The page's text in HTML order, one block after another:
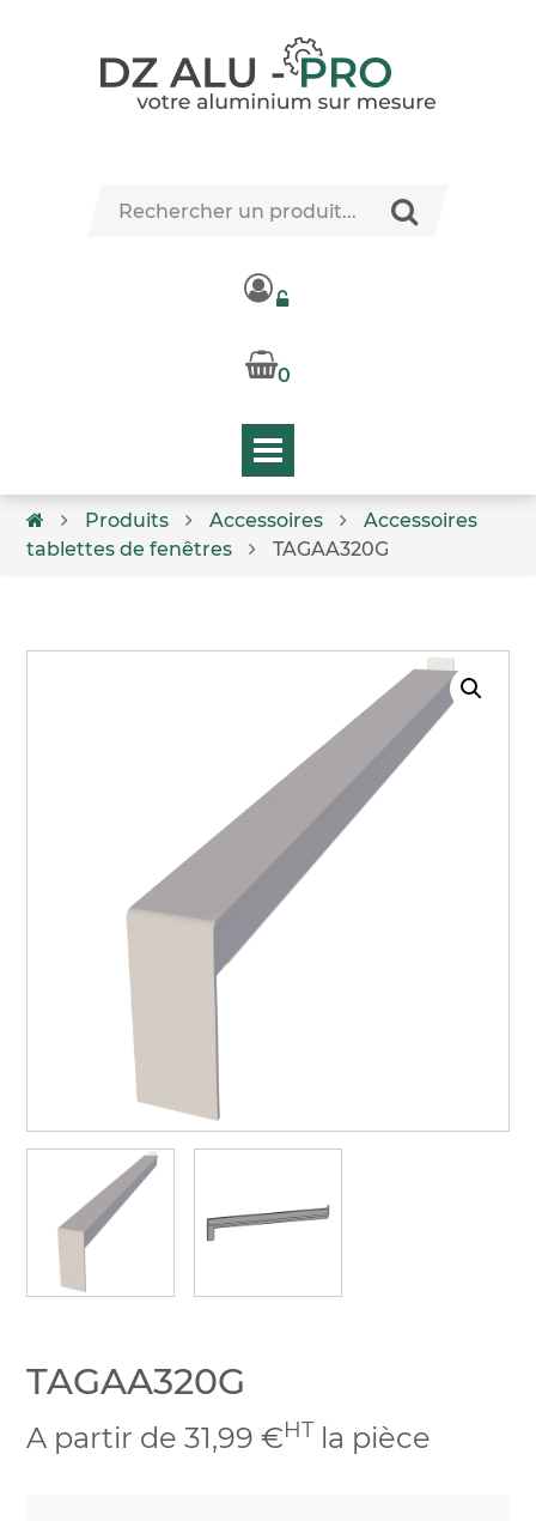
0
Produits Accessoires
Accessoires
tablettes de fenêtres
TAGAA320G
TAGAA320G
A partir de 31,99 €HT la pièce